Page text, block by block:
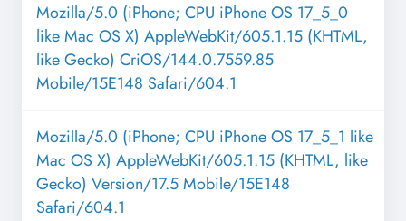
Mozilla/5.0 (iPhone; CPU iPhone OS 17_5_0
like Mac OS X) AppleWebKit/605.1.15 (KHTML,
like Gecko) CriOS/144.0.7559.85
Mobile/15E148 Safari/604.1
Mozilla/5.0 (iPhone; CPU iPhone OS 17_5_1 like
Mac OS X) AppleWebKit/605.1.15 (KHTML, like
Gecko) Version/17.5 Mobile/15E148
Safari/604.1